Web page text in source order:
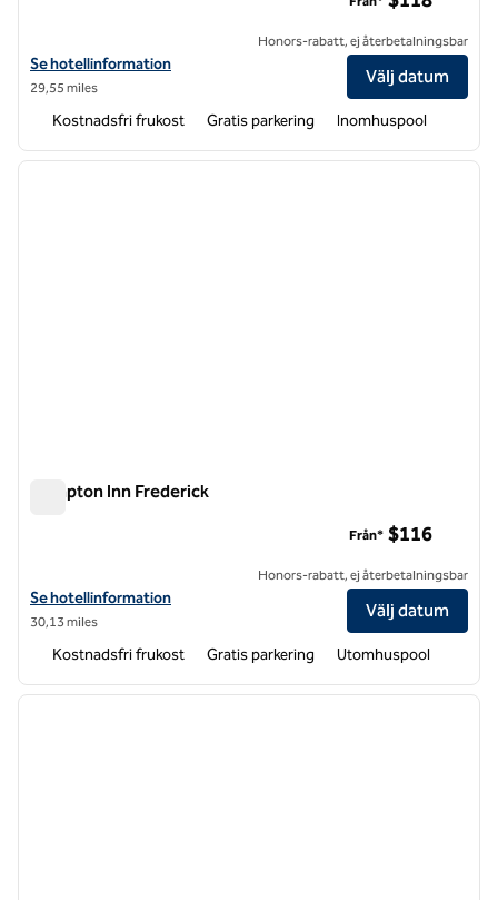
Visa hotelldetaljer för Hampton Inn & Suites Frederick-Fort Detrick
Se hotellinformation
29,55 miles
Honors-rabatt, ej återbetalningsbar
Välj datum
Kostnadsfri frukost Gratis parkering Inomhuspool
1 av 12
nästa
Hampton Inn Frederick
Visa hotelldetaljer för Hampton Inn Frederick
Se hotellinformation
30,13 miles
Från* $116
Honors-rabatt, ej återbetalningsbar
Välj datum
Kostnadsfri frukost Gratis parkering Utomhuspool
1 av 12
nästa